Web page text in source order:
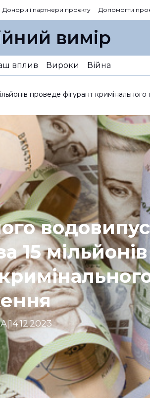
Донори і партнери проєкту Допомогти
вимір
вплив Вироки Війна
проведе фігурант
15 мільйонів
|14.12.2023